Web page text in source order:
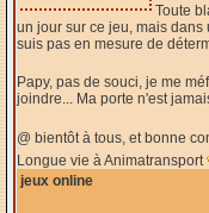
Toute
un jour sur ce jeu, mais
suis pas en mesure de
Papy, pas de souci, je me
joindre... Ma porte n'est
@ bientôt à tous, et bonne
Longue vie à Animatransport
jeux online